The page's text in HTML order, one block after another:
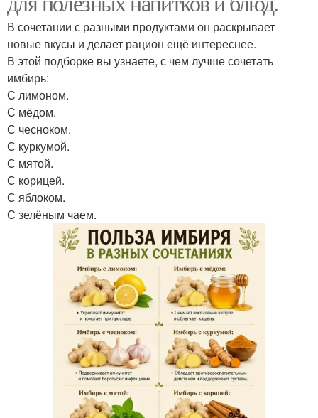
В сочетании с разными продуктами он раскрывает
новые вкусы и делает рацион ещё интереснее.
В этой подборке вы узнаете, с чем лучше сочетать
имбирь:
С лимоном.
С мёдом.
С чесноком.
С куркумой.
С мятой.
С корицей.
С яблоком.
С зелёным чаем.